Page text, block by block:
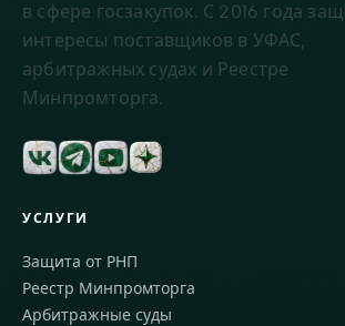
в сфере госзакупок. С 2016 года
интересы поставщиков в УФАС,
арбитражных судах и Реестре
Минпромторга.
УСЛУГИ
Защита от РНП
Реестр Минпромторга
Арбитражные суды